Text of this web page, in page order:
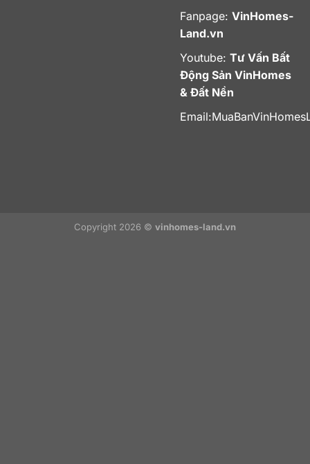
Fanpage: VinHomes-
Land.vn
Youtube: Tư Vấn Bất
Động Sản VinHomes
& Đất Nền
Email:
Copyright 2026 © vinhomes-land.vn